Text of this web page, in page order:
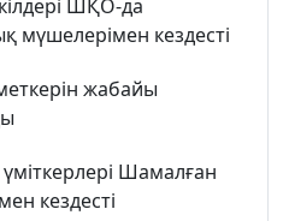
ШҚО-да
мүшелерімен кездесті
жабайы
Шамалған
кездесті